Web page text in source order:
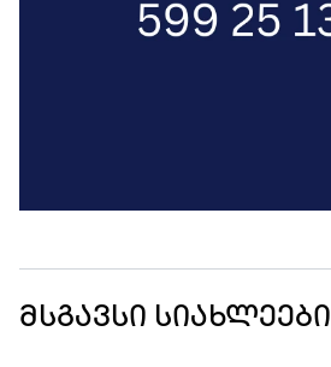
მსგავსი სიახლეები